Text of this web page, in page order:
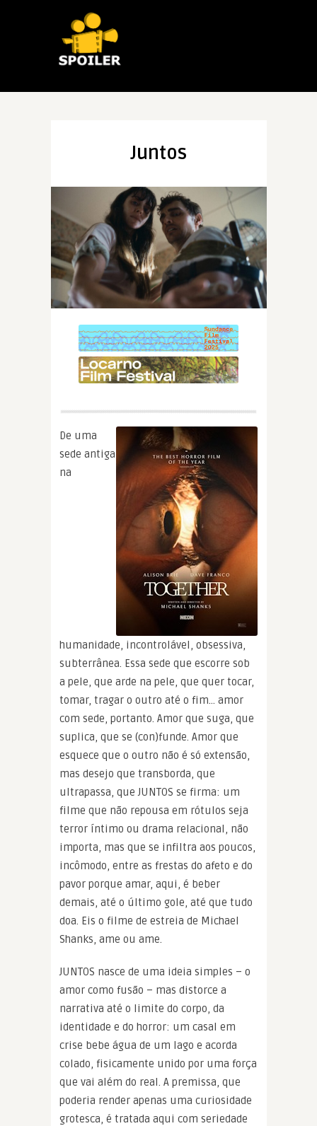
Juntos
De uma
sede antiga
na
humanidade, incontrolável, obsessiva,
subterrânea. Essa sede que escorre sob
a pele, que arde na pele, que quer tocar,
tomar, tragar o outro até o fim… amor
com sede, portanto. Amor que suga, que
suplica, que se (con)funde. Amor que
esquece que o outro não é só extensão,
mas desejo que transborda, que
ultrapassa, que JUNTOS se firma: um
filme que não repousa em rótulos seja
terror íntimo ou drama relacional, não
importa, mas que se infiltra aos poucos,
incômodo, entre as frestas do afeto e do
pavor porque amar, aqui, é beber
demais, até o último gole, até que tudo
doa. Eis o filme de estreia de Michael
Shanks, ame ou ame.
JUNTOS nasce de uma ideia simples – o
amor como fusão – mas distorce a
narrativa até o limite do corpo, da
identidade e do horror: um casal em
crise bebe água de um lago e acorda
colado, fisicamente unido por uma força
que vai além do real. A premissa, que
poderia render apenas uma curiosidade
grotesca, é tratada aqui com seriedade